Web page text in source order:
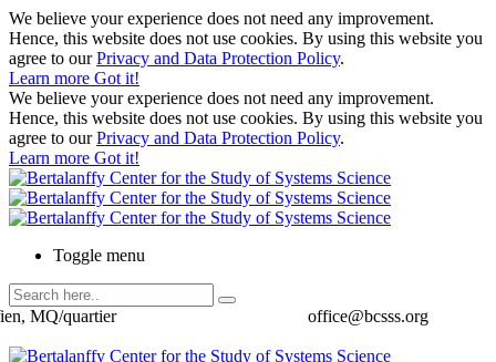
We believe your experience does not need any improvement.
Hence, this website does not use cookies. By using this website you
agree to ourPrivacy and Data Protection Policy.
Learn more Got it!
We believe your experience does not need any improvement.
Hence, this website does not use cookies. By using this website you
agree to ourPrivacy and Data Protection Policy.
Learn more Got it!
Toggle menu
office@bcsss.org
MQ/quartier